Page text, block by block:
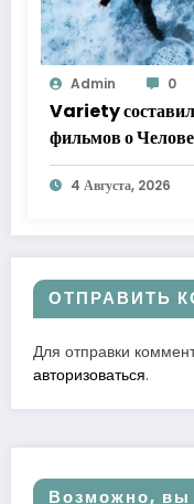
Admin 0
Variety
фильмов о
к лучшему
4 Августа, 2026
ОТПРАВИТЬ
Для отправки
авторизоваться.
Возможно, вы